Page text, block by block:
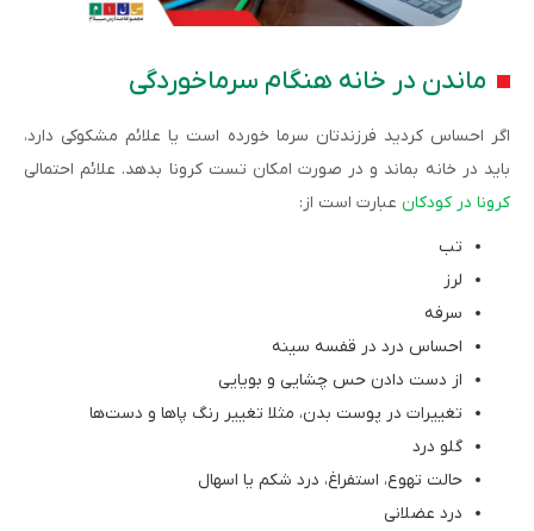
ماندن در خانه هنگام سرماخوردگی
اگر احساس کردید فرزندتان سرما خورده است یا علائم مشکوکی دارد،
باید در خانه بماند و در صورت امکان تست کرونا بدهد. علائم احتمالی
کرونا در کودکان عبارت است از:
تب
لرز
سرفه
احساس درد در قفسه سینه
از دست دادن حس چشایی و بویایی
تغییرات در پوست بدن، مثلا تغییر رنگ پاها و دست‌ها
گلو درد
حالت تهوع، استفراغ، درد شکم یا اسهال
درد عضلانی